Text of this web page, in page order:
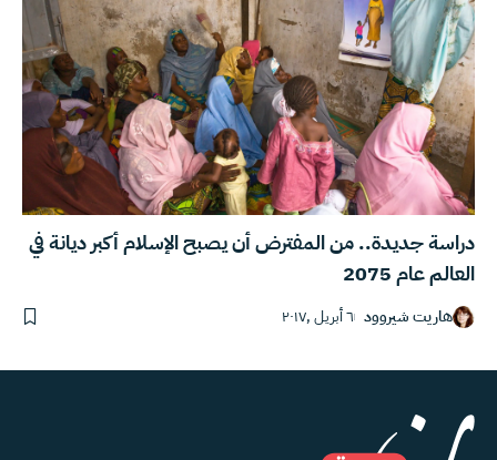
دراسة جديدة.. من المفترض أن يصبح الإسلام أكبر ديانة في
العالم عام 2075
هاريت شيروود ٦ أبريل ,٢٠١٧